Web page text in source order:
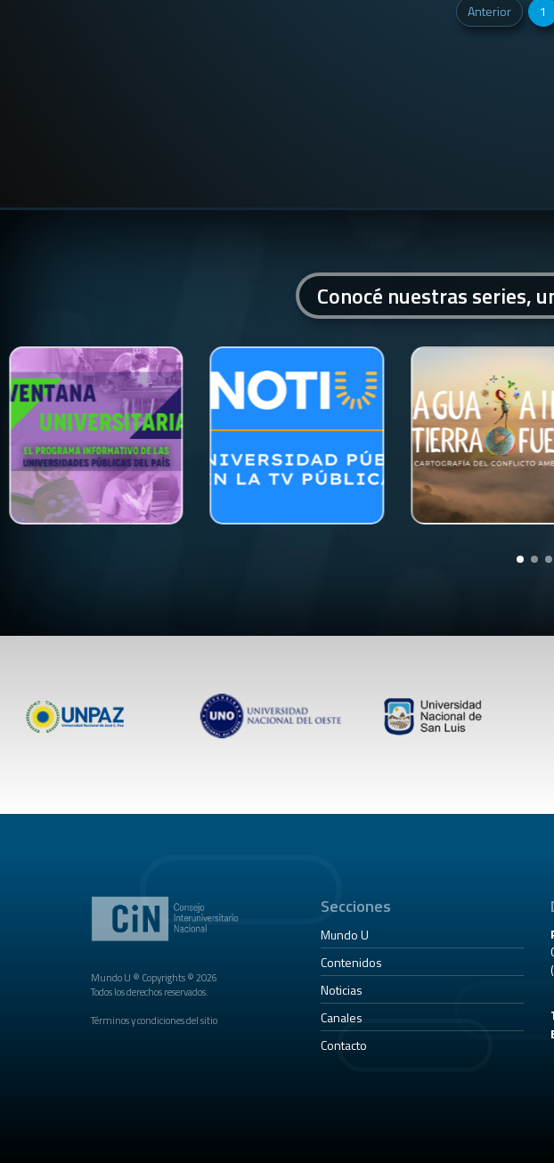
Anterior 1
Conocé nuestras series,
Mundo U ® Copyrights © 2026
Todos los derechos reservados.
Términos y condiciones del sitio
Secciones
Mundo U
Contenidos
Noticias
Canales
Contacto